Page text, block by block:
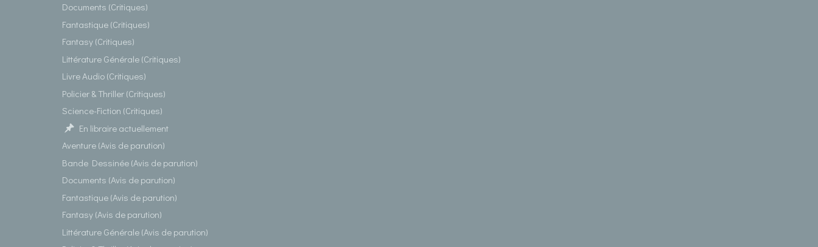
Documents (Critiques)
Fantastique (Critiques)
Fantasy (Critiques)
Littérature Générale (Critiques)
Livre Audio (Critiques)
Policier & Thriller (Critiques)
Science-Fiction (Critiques)
En libraire actuellement
Aventure (Avis de parution)
Bande Dessinée (Avis de parution)
Documents (Avis de parution)
Fantastique (Avis de parution)
Fantasy (Avis de parution)
Littérature Générale (Avis de parution)